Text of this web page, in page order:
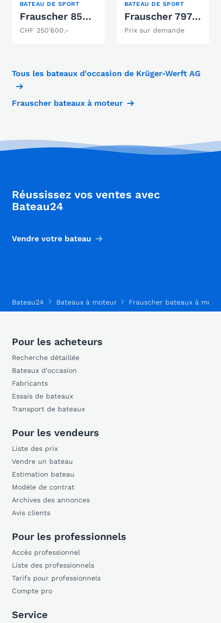
BATEAU DE SPORT
Frauscher 858 Fantom Air
CHF 250'600.-
BATEAU DE SPORT
Frauscher 797 Spectre
Prix sur demande
Tous les bateaux d'occasion de Krüger-Werft AG
Frauscher bateaux à moteur
Réussissez vos ventes avec
Bateau24
Vendre votre bateau
Bateau24 Bateaux à moteur Frauscher bateaux à
Pour les acheteurs
Recherche détaillée
Bateaux d'occasion
Fabricants
Essais de bateaux
Transport de bateaux
Pour les vendeurs
Liste des prix
Vendre un bateau
Estimation bateau
Modèle de contrat
Archives des annonces
Avis clients
Pour les professionnels
Accès professionnel
Liste des professionnels
Tarifs pour professionnels
Compte pro
Service